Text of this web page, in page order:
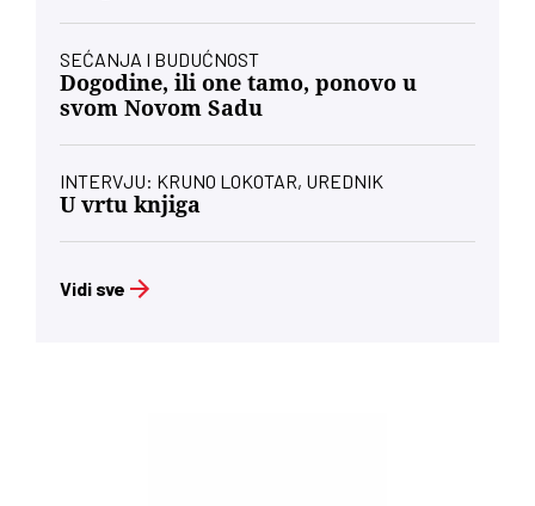
SEĆANJA I BUDUĆNOST
Dogodine, ili one tamo, ponovo u
svom Novom Sadu
INTERVJU: KRUNO LOKOTAR, UREDNIK
U vrtu knjiga
Vidi sve